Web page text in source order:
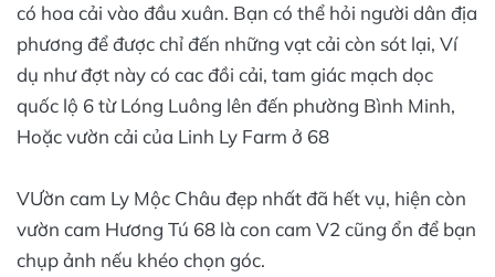
có hoa cải vào đầu xuân. Bạn có thể hỏi người dân địa
phương để được chỉ đến những vạt cải còn sót lại, Ví
dụ như đợt này có cac đồi cải, tam giác mạch dọc
quốc lộ 6 từ Lóng Luông lên đến phường Bình Minh,
Hoặc vườn cải của Linh Ly Farm ở 68
VƯờn cam Ly Mộc Châu đẹp nhất đã hết vụ, hiện còn
vườn cam Hương Tú 68 là con cam V2 cũng ổn để bạn
chụp ảnh nếu khéo chọn góc.